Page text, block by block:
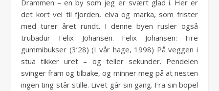
Drammen – en by som jeg er svært glad i. Her er
det kort vei til fjorden, elva og marka, som frister
med turer året rundt. I denne byen rusler også
trubadur Felix Johansen. Felix Johansen: Fire
gummibukser (3’28) (I vår hage, 1998) På veggen i
stua tikker uret – og teller sekunder. Pendelen
svinger fram og tilbake, og minner meg på at nesten
ingen ting står stille. Livet går sin gang. Fra sin bopel